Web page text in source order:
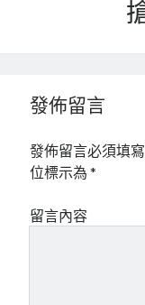
發佈留言
發佈留言必須填
位標示為*
留言內容